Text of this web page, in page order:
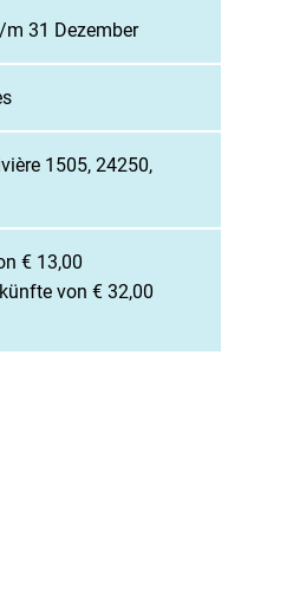
31 Dezember
1505, 24250,
€ 13,00
von € 32,00